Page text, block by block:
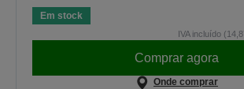
Em stock
IVA incluído
Comprar agora
Onde comprar